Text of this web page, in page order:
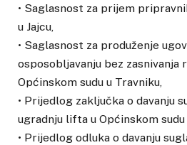
• Saglasnost za prijem
u Jajcu,
• Saglasnost za produženje
osposobljavanju bez zasnivanja
Općinskom sudu u Travniku,
• Prijedlog zaključka o davanju
ugradnju lifta u Općinskom sudu
• Prijedlog odluka o davanju